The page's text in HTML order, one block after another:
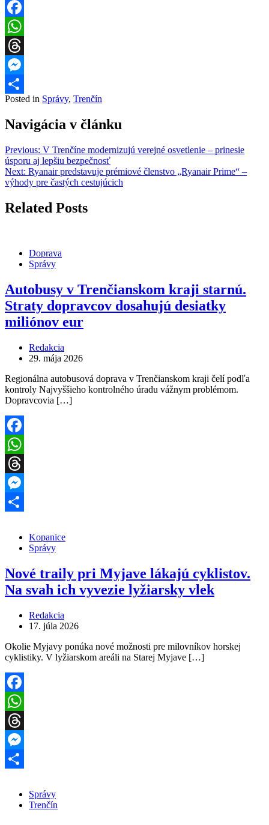
Facebook
WhatsApp
Threads
Messenger
Share
Posted in Správy, Trenčín
Navigácia v článku
Previous: V Trenčíne modernizujú verejné osvetlenie – prinesie
úsporu aj lepšiu bezpečnosť
Next: Ryanair predstavuje prémiové členstvo „Ryanair Prime“ –
výhody pre častých cestujúcich
Related Posts
Doprava
Správy
Autobusy v Trenčianskom kraji starnú.
Straty dopravcov dosahujú desiatky
miliónov eur
Redakcia
29. mája 2026
Regionálna autobusová doprava v Trenčianskom kraji čelí podľa
kontroly Najvyššieho kontrolného úradu vážnym problémom.
Dopravcovia […]
Facebook
WhatsApp
Threads
Messenger
Kopanice
Správy
Nové traily pri Myjave lákajú cyklistov.
Na svah ich vyvezie lyžiarsky vlek
Redakcia
17. júla 2026
Okolie Myjavy ponúka nové možnosti pre milovníkov horskej
cyklistiky. V lyžiarskom areáli na Starej Myjave […]
Facebook
WhatsApp
Threads
Messenger
Správy
Trenčín